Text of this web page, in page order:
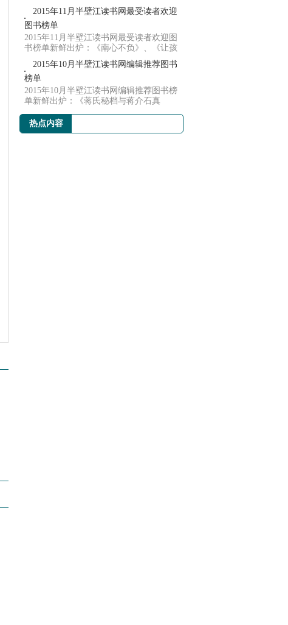
2015》、《...
2015年11月半壁江读书网最受读者欢迎
图书榜单
2015年11月半壁江读书网最受读者欢迎图
书榜单新鲜出炉：《南心不负》、《让孩
子从心底...
2015年10月半壁江读书网编辑推荐图书
榜单
2015年10月半壁江读书网编辑推荐图书榜
单新鲜出炉：《蒋氏秘档与蒋介石真
热点内容